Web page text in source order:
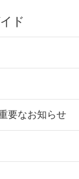
ド
要なお知らせ